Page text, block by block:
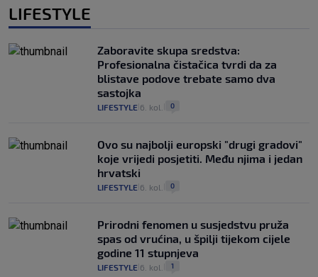
LIFESTYLE
Zaboravite skupa sredstva:
Profesionalna čistačica tvrdi da za
blistave podove trebate samo dva
sastojka
LIFESTYLE 6. kol. 0
Ovo su najbolji europski "drugi gradovi"
koje vrijedi posjetiti. Među njima i jedan
hrvatski
LIFESTYLE 6. kol. 0
Prirodni fenomen u susjedstvu pruža
spas od vrućina, u špilji tijekom cijele
godine 11 stupnjeva
LIFESTYLE 6. kol. 1